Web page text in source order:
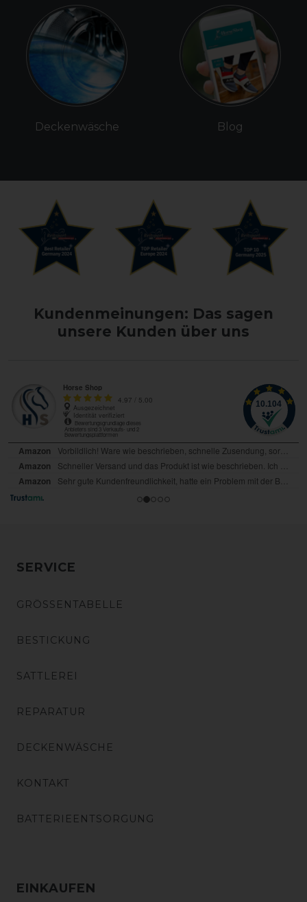
Deckenwäsche Blog
Kundenmeinungen: Das sagen
unsere Kunden über uns
SERVICE
GRÖSSENTABELLE
BESTICKUNG
SATTLEREI
REPARATUR
DECKENWÄSCHE
KONTAKT
BATTERIEENTSORGUNG
EINKAUFEN